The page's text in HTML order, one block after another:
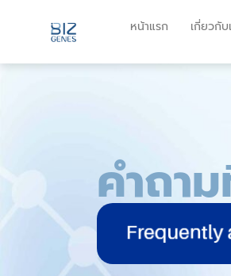
หน้าแรก เกี่ยวกับ
คำถา